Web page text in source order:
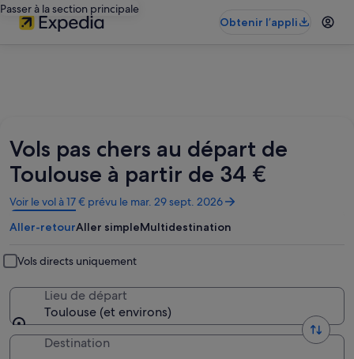
Passer à la section principale
Obtenir l’appli
Vols pas chers au départ de
Toulouse à partir de 34 €
Voir le vol à 17 € prévu le mar. 29 sept. 2026
S’ouvre
dans
une
fenêtre
Aller-retourAller simpleMultidestination
Vols directs uniquement
Lieu de départ
Toulouse (et environs)
Destination